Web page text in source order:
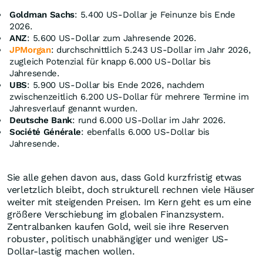
Goldman Sachs: 5.400 US-Dollar je Feinunze bis Ende
2026.
ANZ: 5.600 US-Dollar zum Jahresende 2026.
JPMorgan: durchschnittlich 5.243 US-Dollar im Jahr 2026,
zugleich Potenzial für knapp 6.000 US-Dollar bis
Jahresende.
UBS: 5.900 US-Dollar bis Ende 2026, nachdem
zwischenzeitlich 6.200 US-Dollar für mehrere Termine im
Jahresverlauf genannt wurden.
Deutsche Bank: rund 6.000 US-Dollar im Jahr 2026.
Société Générale: ebenfalls 6.000 US-Dollar bis
Jahresende.
Sie alle gehen davon aus, dass Gold kurzfristig etwas
verletzlich bleibt, doch strukturell rechnen viele Häuser
weiter mit steigenden Preisen. Im Kern geht es um eine
größere Verschiebung im globalen Finanzsystem.
Zentralbanken kaufen Gold, weil sie ihre Reserven
robuster, politisch unabhängiger und weniger US-
Dollar-lastig machen wollen.